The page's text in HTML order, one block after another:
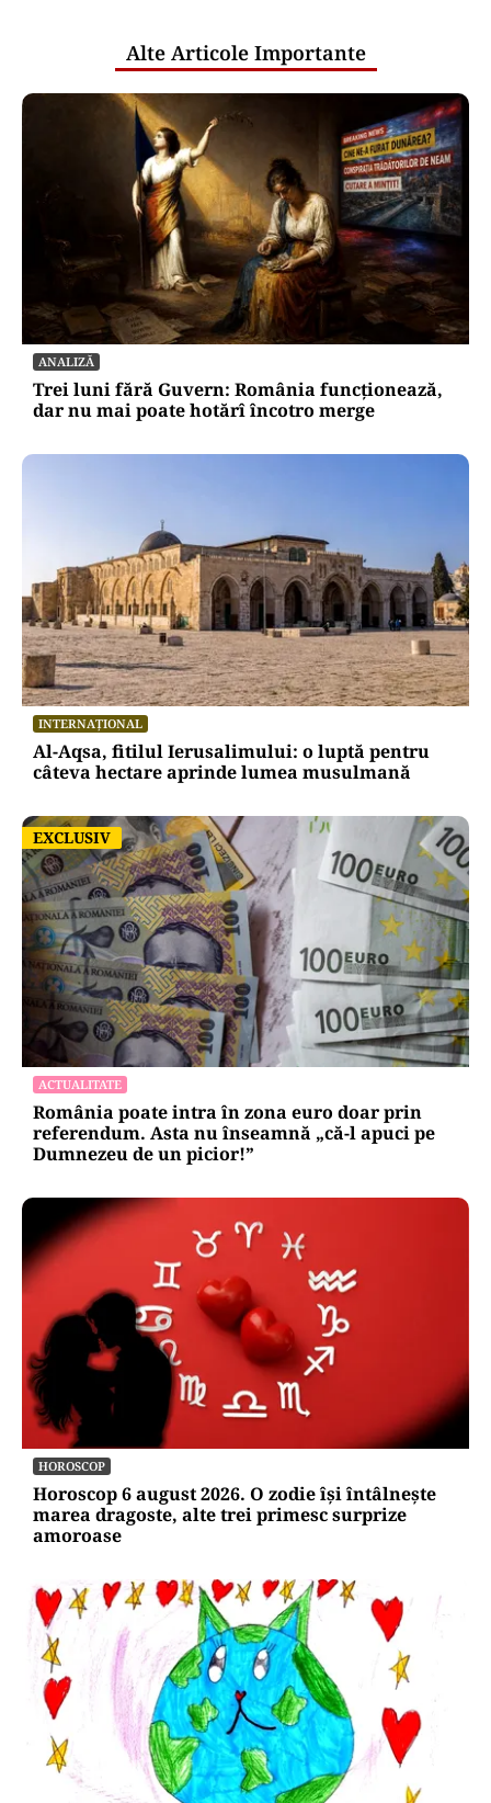
Alte Articole Importante
ANALIZĂ
Trei luni fără Guvern: România funcționează,
dar nu mai poate hotărî încotro merge
INTERNAȚIONAL
Al-Aqsa, fitilul Ierusalimului: o luptă pentru
câteva hectare aprinde lumea musulmană
EXCLUSIV
EXCLUSIV
ACTUALITATE
România poate intra în zona euro doar prin
referendum. Asta nu înseamnă „că-l apuci pe
Dumnezeu de un picior!”
HOROSCOP
Horoscop 6 august 2026. O zodie își întâlnește
marea dragoste, alte trei primesc surprize
amoroase